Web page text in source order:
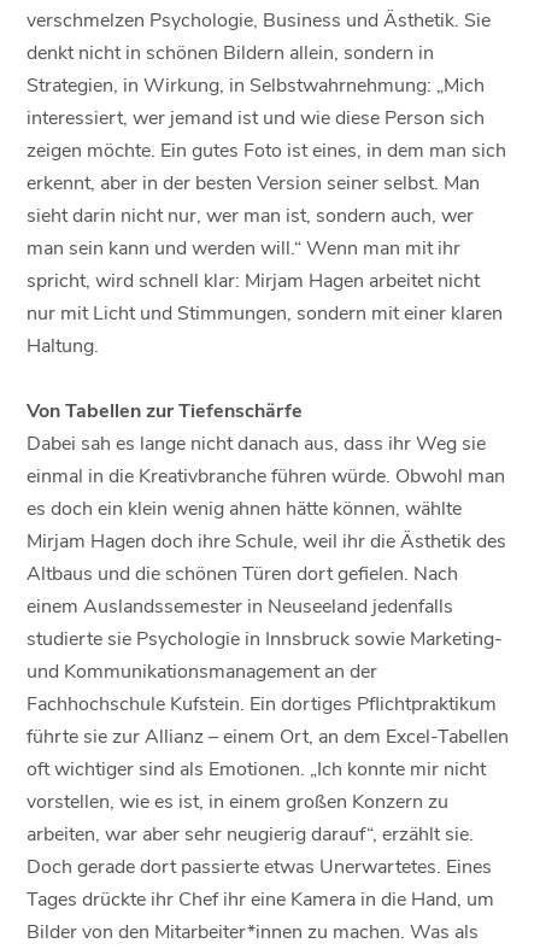
verschmelzen Psychologie, Business und Ästhetik. Sie
denkt nicht in schönen Bildern allein, sondern in
Strategien, in Wirkung, in Selbstwahrnehmung: „Mich
interessiert, wer jemand ist und wie diese Person sich
zeigen möchte. Ein gutes Foto ist eines, in dem man sich
erkennt, aber in der besten Version seiner selbst. Man
sieht darin nicht nur, wer man ist, sondern auch, wer
man sein kann und werden will.“ Wenn man mit ihr
spricht, wird schnell klar: Mirjam Hagen arbeitet nicht
nur mit Licht und Stimmungen, sondern mit einer klaren
Haltung.
Von Tabellen zur Tiefenschärfe
Dabei sah es lange nicht danach aus, dass ihr Weg sie
einmal in die Kreativbranche führen würde. Obwohl man
es doch ein klein wenig ahnen hätte können, wählte
Mirjam Hagen doch ihre Schule, weil ihr die Ästhetik des
Altbaus und die schönen Türen dort gefielen. Nach
einem Auslandssemester in Neuseeland jedenfalls
studierte sie Psychologie in Innsbruck sowie Marketing-
und Kommunikationsmanagement an der
Fachhochschule Kufstein. Ein dortiges Pflichtpraktikum
führte sie zur Allianz – einem Ort, an dem Excel-Tabellen
oft wichtiger sind als Emotionen. „Ich konnte mir nicht
vorstellen, wie es ist, in einem großen Konzern zu
arbeiten, war aber sehr neugierig darauf“, erzählt sie.
Doch gerade dort passierte etwas Unerwartetes. Eines
Tages drückte ihr Chef ihr eine Kamera in die Hand, um
Bilder von den Mitarbeiter*innen zu machen. Was als